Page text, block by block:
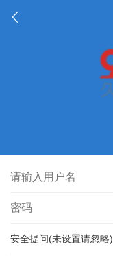
安全提问(未设置请忽略)